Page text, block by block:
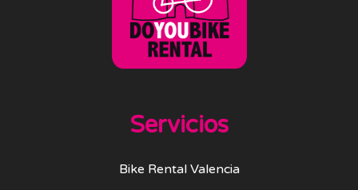
Servicios
Bike Rental Valencia